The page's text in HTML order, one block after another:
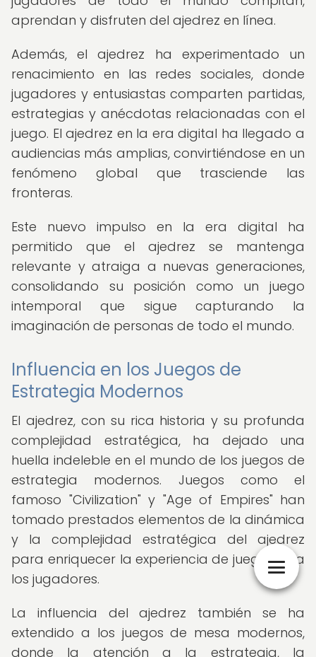
aprendan y disfruten del ajedrez en línea.
Además, el ajedrez ha experimentado un
renacimiento en las redes sociales, donde
jugadores y entusiastas comparten partidas,
estrategias y anécdotas relacionadas con el
juego. El ajedrez en la era digital ha llegado a
audiencias más amplias, convirtiéndose en un
fenómeno global que trasciende las
fronteras.
Este nuevo impulso en la era digital ha
permitido que el ajedrez se mantenga
relevante y atraiga a nuevas generaciones,
consolidando su posición como un juego
intemporal que sigue capturando la
imaginación de personas de todo el mundo.
Influencia en los Juegos de
Estrategia Modernos
El ajedrez, con su rica historia y su profunda
complejidad estratégica, ha dejado una
huella indeleble en el mundo de los juegos de
estrategia modernos. Juegos como el
famoso "Civilization" y "Age of Empires" han
tomado prestados elementos de la dinámica
y la complejidad estratégica del ajedrez
para enriquecer la experiencia de juego para
los jugadores.
La influencia del ajedrez también se ha
extendido a los juegos de mesa modernos,
donde la atención a la estrategia, la